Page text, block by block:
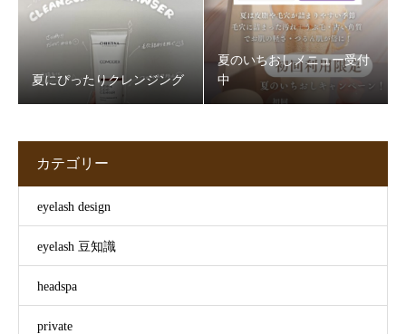
夏にぴったりクレンジング
夏のいちおしメニュー受付
中
カテゴリー
eyelash design
eyelash 豆知識
headspa
private